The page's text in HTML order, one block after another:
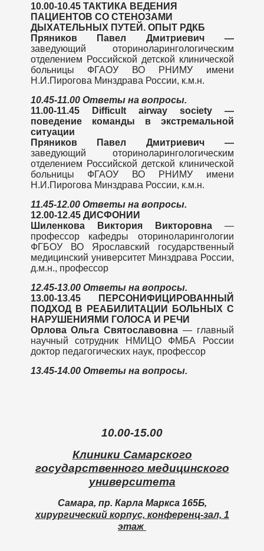
10.00-10.45 ТАКТИКА ВЕДЕНИЯ
ПАЦИЕНТОВ СО СТЕНОЗАМИ
ДЫХАТЕЛЬНЫХ ПУТЕЙ. ОПЫТ РДКБ
Пряников Павел Дмитриевич —
заведующий оториноларингологическим
отделением Российской детской клинической
больницы ФГАОУ ВО РНИМУ имени
Н.И.Пирогова Минздрава России, к.м.н.
10.45-11.00 Ответы на вопросы.
11.00-11.45
Difficult airway society—
поведение команды в экстремальной
ситуации
Пряников Павел Дмитриевич —
заведующий оториноларингологическим
отделением Российской детской клинической
больницы ФГАОУ ВО РНИМУ имени
Н.И.Пирогова Минздрава России, к.м.н.
11.45-12.00 Ответы на вопросы.
12.00-12.45 ДИСФОНИИ
Шиленкова Виктория Викторовна—
профессор кафедры оториноларингологии
ФГБОУ ВО Ярославский государственный
медицинский университет Минздрава России,
д.м.н., профессор
12.45-13.00 Ответы на вопросы.
13.00-13.45
ПЕРСОНИФИЦИРОВАННЫЙ
ПОДХОД В РЕАБИЛИТАЦИИ БОЛЬНЫХ С
НАРУШЕНИЯМИ ГОЛОСА И РЕЧИ
Орлова Ольга Святославовна — главный
научный сотрудник НМИЦО ФМБА России
доктор педагогических наук, профессор
13.45-14.00 Ответы на вопросы.
10.00-15.00
Клиники Самарского
государственного медицинского
университета
Самара, пр. Карла Маркса 165Б,
хирургический корпус, конференц-зал, 1
этаж